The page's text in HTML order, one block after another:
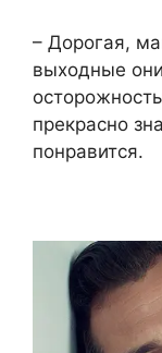
– Дорогая,
выходные
прекрасно
понравится.